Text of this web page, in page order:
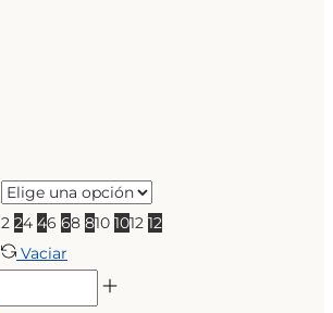
2 24 46 68 810 1012 12
Vaciar